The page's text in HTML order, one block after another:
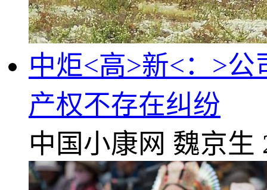
中炬<高>新<：>
产权不存在纠纷
中国小康网 魏京生